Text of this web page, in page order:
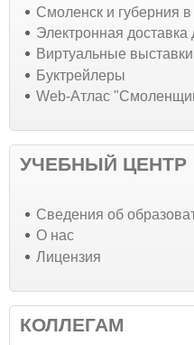
Смоленск и губерния
Электронная доставка
Виртуальные выставки
Буктрейлеры
Web-Атлас
УЧЕБНЫЙ ЦЕНТР
Cведения об
О нас
Лицензия
КОЛЛЕГАМ